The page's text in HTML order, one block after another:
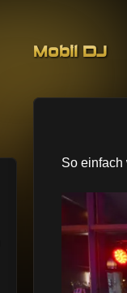
Mobil DJ
So einfach